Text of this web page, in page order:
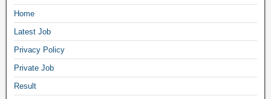
Home
Latest Job
Privacy Policy
Private Job
Result